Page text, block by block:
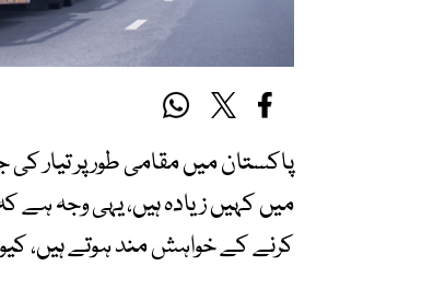
پاکستان میں مقامی طور پر تیار
میں کہیں زیادہ ہیں، یہی وجہ
کرنے کے خواہش مند ہوتے ہیں،